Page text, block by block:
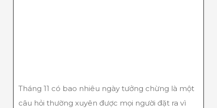
Tháng 11 có bao nhiêu ngày tưởng chừng là một
câu hỏi thường xuyên được mọi người đặt ra vì